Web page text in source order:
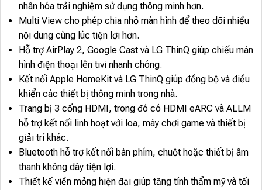
nhân hóa trải nghiệm sử dụng thông minh hơn.
Multi View cho phép chia nhỏ màn hình để theo dõi nhiều
nội dung cùng lúc tiện lợi hơn.
Hỗ trợ AirPlay 2, Google Cast và LG ThinQ giúp chiếu màn
hình điện thoại lên tivi nhanh chóng.
Kết nối Apple HomeKit và LG ThinQ giúp đồng bộ và điều
khiển các thiết bị thông minh trong nhà.
Trang bị 3 cổng HDMI, trong đó có HDMI eARC và ALLM
hỗ trợ kết nối linh hoạt với loa, máy chơi game và thiết bị
giải trí khác.
Bluetooth hỗ trợ kết nối bàn phím, chuột hoặc thiết bị âm
thanh không dây tiện lợi.
Thiết kế viền mỏng hiện đại giúp tăng tính thẩm mỹ và tối